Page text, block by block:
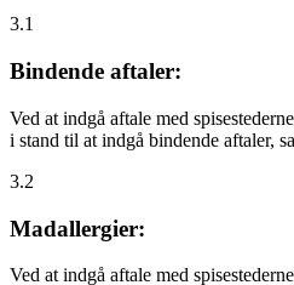
3.1
Bindende aftaler:
Ved at indgå aftale med
i stand til at indgå bindende aftaler,
3.2
Madallergier:
Ved at indgå aftale med